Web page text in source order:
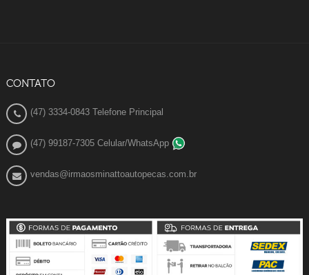
CONTATO
(47) 3334-0843 Telefone Principal
(47) 99187-7305 Celular/WhatsApp
vendas@irmaosminattoautopecas.com.br